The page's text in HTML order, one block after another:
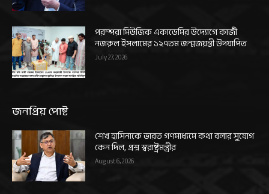
পরম্পরা মিউজিক একাডেমির উদ্যোগে কাজী
নজরুল ইসলামের ১২৭তম জন্মজয়ন্তী উদযাপিত
July 27, 2026
জনপ্রিয় পোষ্ট
শেখ হাসিনাকে ভারত গণমাধ্যমে কথা বলার সুযোগ
কেন দিল, প্রশ্ন স্বরাষ্ট্রমন্ত্রীর
August 6, 2026